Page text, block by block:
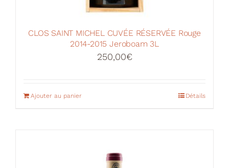
CLOS SAINT MICHEL CUVÉE RÉSERVÉE Rouge
2014-2015 Jeroboam 3L
250,00€
Ajouter au panier Détails